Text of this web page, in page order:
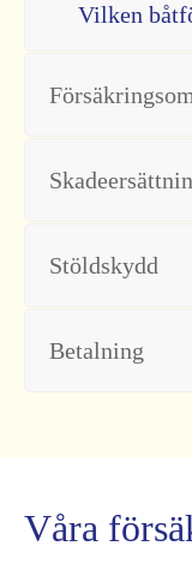
Vilken
Stöldskydd
Betalning
Våra